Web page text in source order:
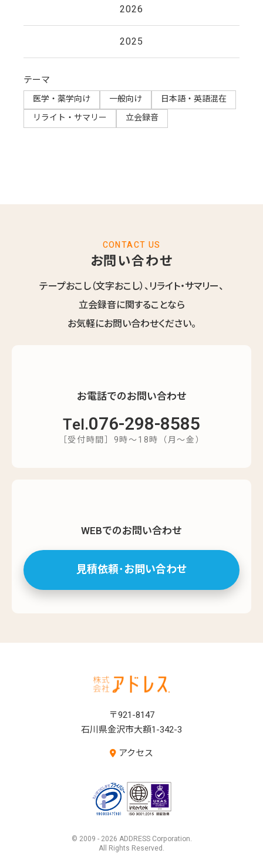
2026
2025
テーマ
医学・薬学向け 一般向け
日本語・英語混在
リライト・サマリー​
立会録音​
CONTACT US
お問い合わせ
テープおこし（文字おこし）、リライト・サマリー、
立会録音に関することなら
お気軽にお問い合わせください。
お電話でのお問い合わせ
Tel.076-298-8585
［受付時間］9時～18時（月～金）
WEBでのお問い合わせ
見積依頼･お問い合わせ
〒921-8147
石川県金沢市大額1-342-3
アクセス
© 2009 - 2026 ADDRESS Corporation.
All Rights Reserved.